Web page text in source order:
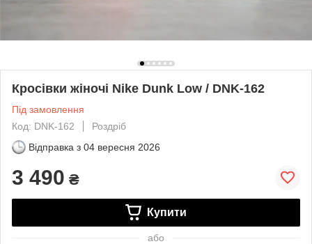
Кросівки жіночі Nike Dunk Low / DNK-162
Під замовлення
Код: DNK-162
Роздріб
Відправка з 04 вересня 2026
3 490 ₴
Купити
або